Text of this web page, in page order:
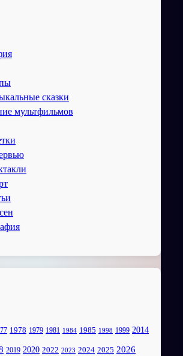
сказки
мультфильмов
1978 1979 1981 1984 1985 1998 1999 2014
2019 2020 2022 2023 2024 2025 2026